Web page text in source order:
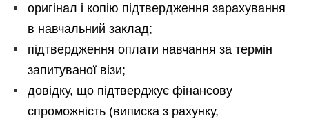
оригінал і копію підтвердження зарахування
в навчальний заклад;
підтвердження оплати навчання за термін
запитуваної візи;
довідку, що підтверджує фінансову
спроможність (виписка з рахунку,